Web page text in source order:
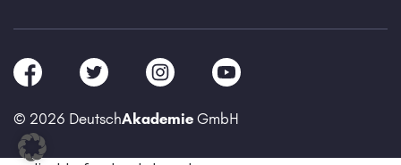
© 2026 DeutschAkademie GmbH